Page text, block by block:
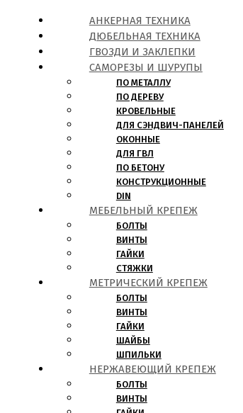
АНКЕРНАЯ ТЕХНИКА
ДЮБЕЛЬНАЯ ТЕХНИКА
ГВОЗДИ И ЗАКЛЕПКИ
САМОРЕЗЫ И ШУРУПЫ
ПО МЕТАЛЛУ
ПО ДЕРЕВУ
КРОВЕЛЬНЫЕ
ДЛЯ СЭНДВИЧ-ПАНЕЛЕЙ
ОКОННЫЕ
ДЛЯ ГВЛ
ПО БЕТОНУ
КОНСТРУКЦИОННЫЕ
DIN
МЕБЕЛЬНЫЙ КРЕПЕЖ
БОЛТЫ
ВИНТЫ
ГАЙКИ
СТЯЖКИ
МЕТРИЧЕСКИЙ КРЕПЕЖ
БОЛТЫ
ВИНТЫ
ГАЙКИ
ШАЙБЫ
ШПИЛЬКИ
НЕРЖАВЕЮЩИЙ КРЕПЕЖ
БОЛТЫ
ВИНТЫ